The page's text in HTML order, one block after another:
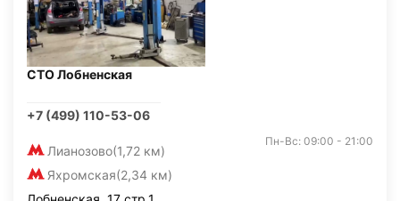
СТО Лобненская
+7 (499) 110-53-06
Лианозово(1,72 км)
Яхромская(2,34 км)
Пн-Вс: 09:00 - 21:00